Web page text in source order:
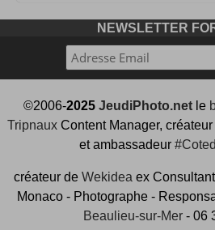
NEWSLETTER
©2006-2025 JeudiPhoto.netle
TripnauxContent Manager, créateur
et ambassadeur
créateur de Wekidea ex
Monaco - Photographe -
Beaulieu-sur-Mer - 06